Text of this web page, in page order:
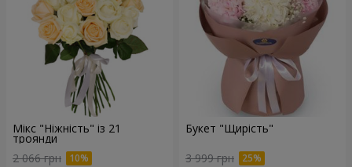
Мікс "Ніжність" із 21
троянди
2 066 грн
Букет "Щирість"
3 999 грн